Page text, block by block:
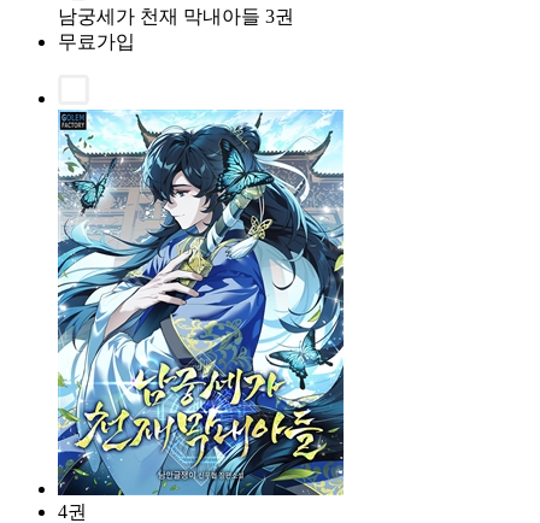
남궁세가 천재 막내아들 3권
무료가입
4권